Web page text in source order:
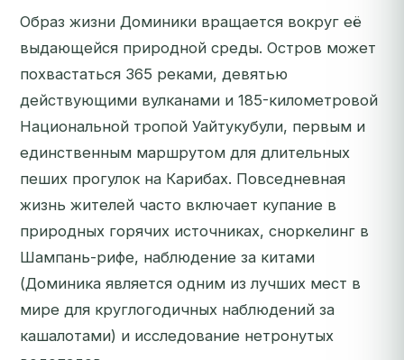
Образ жизни Доминики вращается вокруг её
выдающейся природной среды. Остров может
похвастаться 365 реками, девятью
действующими вулканами и 185-километровой
Национальной тропой Уайтукубули, первым и
единственным маршрутом для длительных
пеших прогулок на Карибах. Повседневная
жизнь жителей часто включает купание в
природных горячих источниках, сноркелинг в
Шампань-рифе, наблюдение за китами
(Доминика является одним из лучших мест в
мире для круглогодичных наблюдений за
кашалотами) и исследование нетронутых